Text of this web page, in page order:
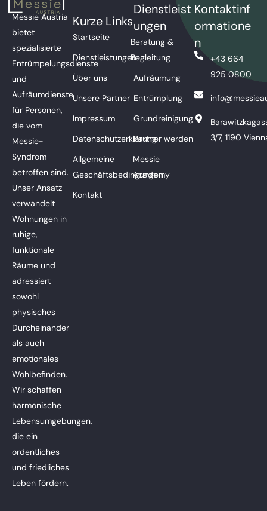
Messie Austria
bietet
spezialisierte
Entrümpelungsdienste
und
Aufräumdienste
für Personen,
die vom
Messie-
Syndrom
betroffen sind.
Unser Ansatz
verwandelt
Wohnungen in
ruhige,
funktionale
Räume und
adressiert
sowohl
physisches
Durcheinander
als auch
emotionales
Wohlbefinden.
Wir schaffen
harmonische
Lebensumgebungen,
die ein
ordentliches
und friedliches
Leben fördern.
Kurze Links
Startseite
Dienstleistungen
Über uns
Unsere Partner
Impressum
Datenschutzerklärung
Allgemeine
Geschäftsbedingungen
Kontakt
Dienstleist
ungen
Beratung &
Begleitung
Aufräumung
Entrümplung
Grundreinigung
Partner werden
Messie
Academy
Kontaktinf
ormatione
n
+43 664
925 0800
3/7, 1190